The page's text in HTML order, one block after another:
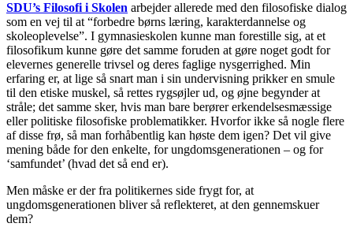
SDU’s Filosofi i Skolen arbejder allerede med den filosofiske dialog
som en vej til at “forbedre børns læring, karakterdannelse og
skoleoplevelse”. I gymnasieskolen kunne man forestille sig, at et
filosofikum kunne gøre det samme foruden at gøre noget godt for
elevernes generelle trivsel og deres faglige nysgerrighed. Min
erfaring er, at lige så snart man i sin undervisning prikker en smule
til den etiske muskel, så rettes rygsøjler ud, og øjne begynder at
stråle; det samme sker, hvis man bare berører erkendelsesmæssige
eller politiske filosofiske problematikker. Hvorfor ikke så nogle flere
af disse frø, så man forhåbentlig kan høste dem igen? Det vil give
mening både for den enkelte, for ungdomsgenerationen – og for
‘samfundet’ (hvad det så end er).
Men måske er der fra politikernes side frygt for, at
ungdomsgenerationen bliver så reflekteret, at den gennemskuer
dem?